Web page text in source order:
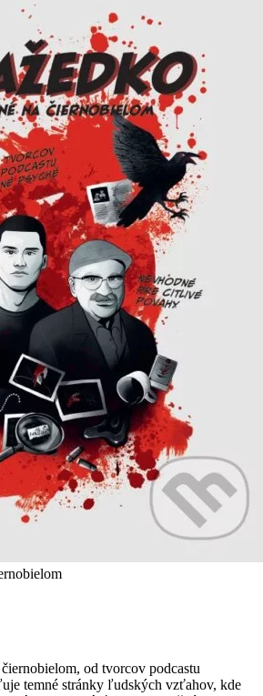
od tvorcov podcastu
temné stránky ľudských vzťahov, kde